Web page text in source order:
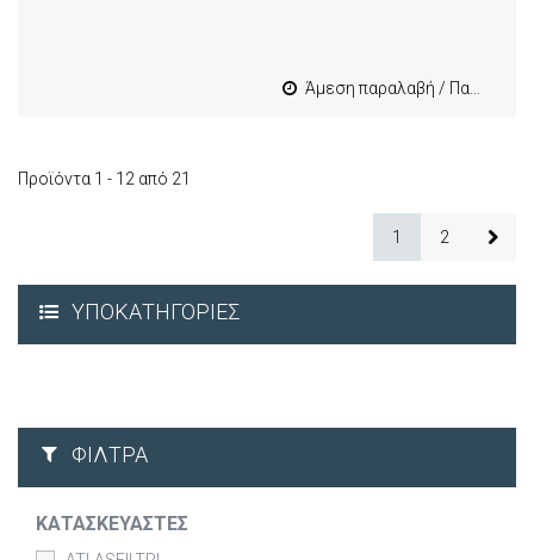
Άμεση παραλαβή / Παράδοση 1-3 εργασιμες
Προϊόντα 1 - 12 από 21
1 2
ΥΠΟΚΑΤΗΓΟΡΊΕΣ
ΦΊΛΤΡΑ
ΚΑΤΑΣΚΕΥΑΣΤΈΣ